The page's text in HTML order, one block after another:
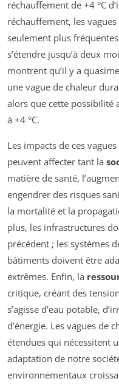
réchauffement de +4 °C
réchauffement, les
seulement plus
s’étendre jusqu’à deux
montrent qu’il y a
une vague de chaleur
alors que cette possibilité
à +4 °C.
Les impacts de ces
peuvent affecter tant la
matière de santé,
engendrer des risques
la mortalité et la
plus, les infrastructures
précédent ; les systèmes
bâtiments doivent être
extrêmes. Enfin, la
critique, créant des
s’agisse d’eau potable,
d’énergie. Les vagues de
étendues qui nécessitent
adaptation de notre
environnementaux